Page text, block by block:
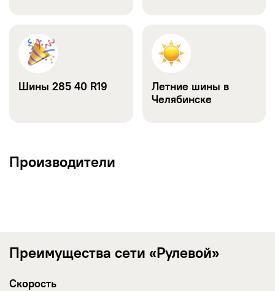
Шины 285 40 R19
Летние шины в
Челябинске
Производители
Преимущества сети «Рулевой»
Скорость